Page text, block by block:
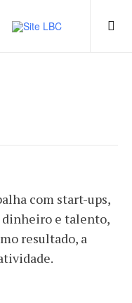
com start-ups,
dinheiro e talento,
resultado, a